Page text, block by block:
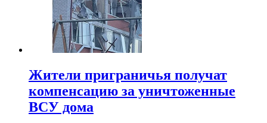
Жители приграничья получат
компенсацию за уничтоженные
ВСУ дома